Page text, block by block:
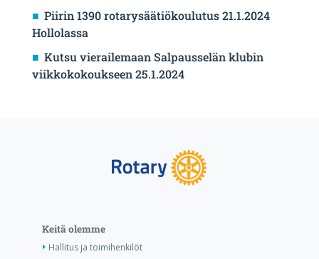
Piirin 1390 rotarysäätiökoulutus 21.1.2024
Hollolassa
Kutsu vierailemaan Salpausselän klubin
viikkokokoukseen 25.1.2024
Keitä olemme
Hallitus ja toimihenkilöt